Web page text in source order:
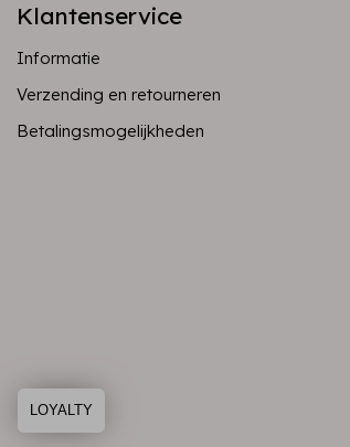
Klantenservice
Informatie
Verzending en retourneren
Betalingsmogelijkheden
LOYALTY